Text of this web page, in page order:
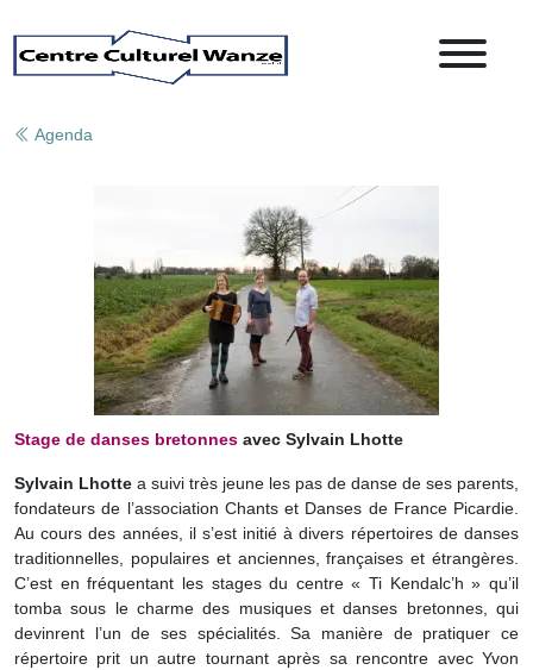
Agenda
Stage de danses bretonnes avec Sylvain Lhotte
Sylvain Lhotte a suivi très jeune les pas de danse de ses parents,
fondateurs de l’association Chants et Danses de France Picardie.
Au cours des années, il s’est initié à divers répertoires de danses
traditionnelles, populaires et anciennes, françaises et étrangères.
C’est en fréquentant les stages du centre « Ti Kendalc’h » qu’il
tomba sous le charme des musiques et danses bretonnes, qui
devinrent l’un de ses spécialités. Sa manière de pratiquer ce
répertoire prit un autre tournant après sa rencontre avec Yvon